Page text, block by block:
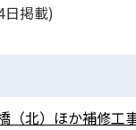
⽇掲載)
（北）ほか補修工